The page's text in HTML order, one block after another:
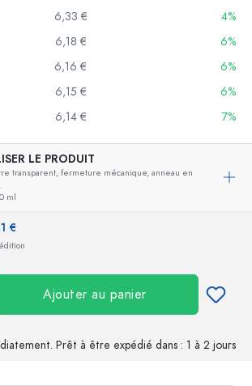
6,33 €
4%
6,18 €
6%
6,16 €
6%
6,15 €
6%
6,14 € 7%
LE PRODUIT
transparent, fermeture mécanique, anneau en
ml
€
Ajouter au panier
Prêt à être expédié dans : 1 à 2 jours